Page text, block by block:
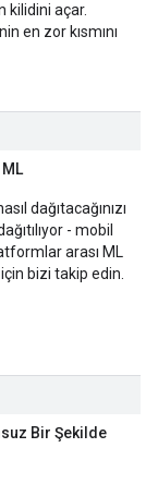
kilidini açar.
en zor kısmını
dağıtacağınızı
- mobil
arası ML
bizi takip edin.
Bir Şekilde